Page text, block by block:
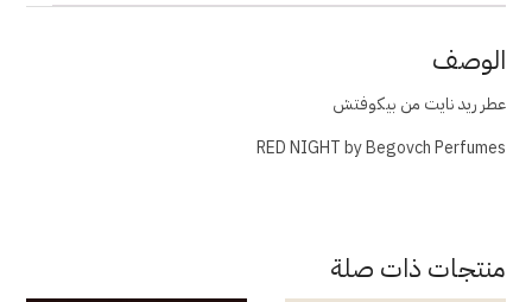
الوصف
عطر ريد نايت من بيكوفتش
RED NIGHT by Begovch Perfumes
منتجات ذات صلة